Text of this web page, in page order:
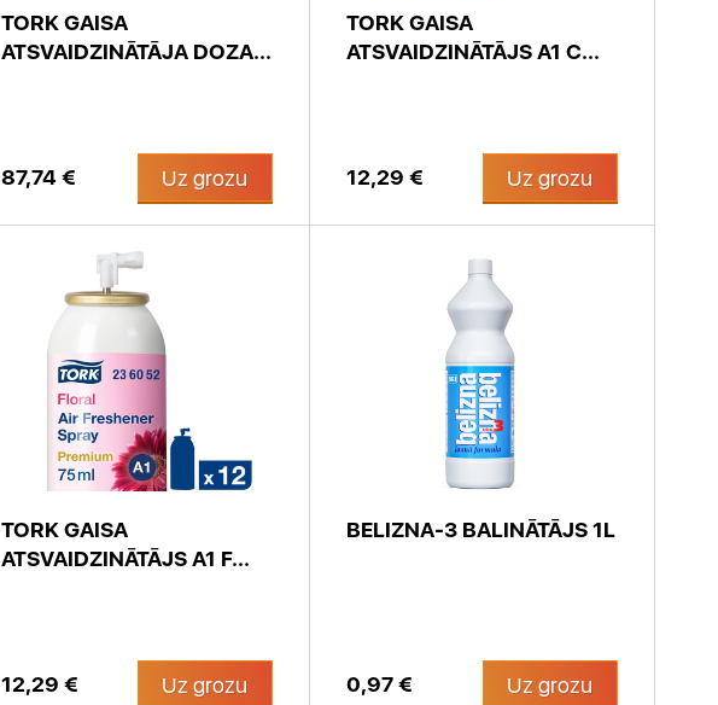
TORK GAISA
ATSVAIDZINĀTĀJA DOZA...
87,74 € Uz grozu
TORK GAISA
ATSVAIDZINĀTĀJS A1 C...
12,29 € Uz grozu
TORK GAISA
ATSVAIDZINĀTĀJS A1 F...
12,29 € Uz grozu
BELIZNA-3 BALINĀTĀJS 1L
0,97 € Uz grozu